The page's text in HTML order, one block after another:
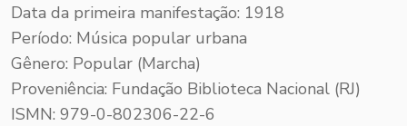
Data da primeira manifestação: 1918
Período: Música popular urbana
Gênero: Popular (Marcha)
Proveniência: Fundação Biblioteca Nacional (RJ)
ISMN: 979-0-802306-22-6